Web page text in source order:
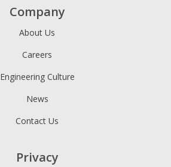
Company
About Us
Careers
Engineering Culture
News
Contact Us
Privacy